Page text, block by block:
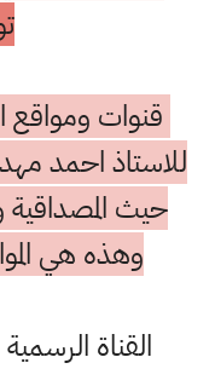
قنوات ومواقع
للاستاذ احمد
حيث المصداقية
وهذه هي
القناة